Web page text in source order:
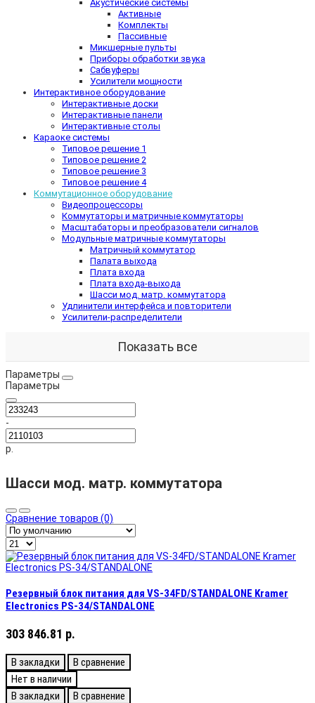
Акустические системы
Активные
Комплекты
Пассивные
Микшерные пульты
Приборы обработки звука
Сабвуферы
Усилители мощности
Интерактивное оборудование
Интерактивные доски
Интерактивные панели
Интерактивные столы
Караоке системы
Типовое решение 1
Типовое решение 2
Типовое решение 3
Типовое решение 4
Коммутационное оборудование
Видеопроцессоры
Коммутаторы и матричные коммутаторы
Масштабаторы и преобразователи сигналов
Модульные матричные коммутаторы
Матричный коммутатор
Палата выхода
Плата входа
Плата входа-выхода
Шасси мод. матр. коммутатора
Удлинители интерфейса и повторители
Усилители-распределители
Показать все
Параметры
Параметры
-
р.
Шасси мод. матр. коммутатора
Сравнение товаров (0)
Резервный блок питания для VS-34FD/STANDALONE Kramer
Electronics PS-34/STANDALONE
303 846.81 р.
В закладки
В сравнение
Нет в наличии
В закладки
В сравнение